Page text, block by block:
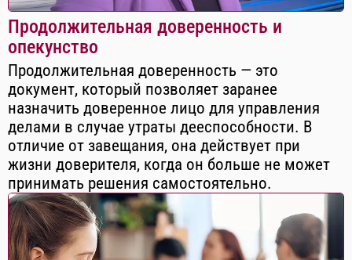
Продолжительная доверенность и
опекунство
Продолжительная доверенность — это
документ, который позволяет заранее
назначить доверенное лицо для управления
делами в случае утраты дееспособности. В
отличие от завещания, она действует при
жизни доверителя, когда он больше не может
принимать решения самостоятельно.